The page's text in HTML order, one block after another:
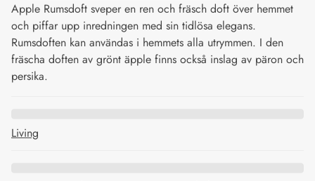
Apple Rumsdoft sveper en ren och fräsch doft över hemmet
och piffar upp inredningen med sin tidlösa elegans.
Rumsdoften kan användas i hemmets alla utrymmen. I den
fräscha doften av grönt äpple finns också inslag av päron och
persika.
Living